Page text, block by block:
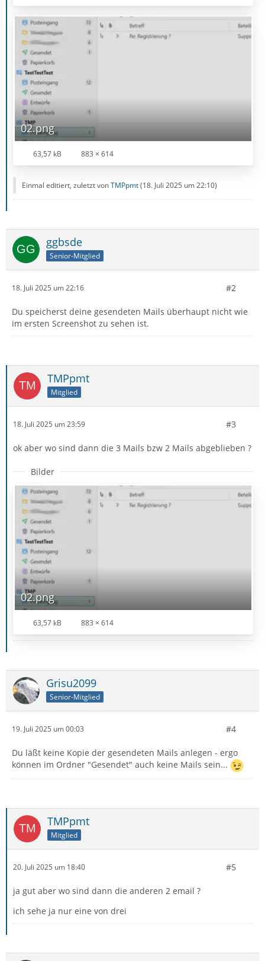
02.png
63,57 kB 883 × 614
Einmal editiert, zuletzt vonTMPpmt(18. Juli 2025 um 22:10)
ggbsde
Senior-Mitglied
18. Juli 2025 um 22:16 #2
Du speicherst deine gesendeten Mails überhaupt nicht wie
im ersten Screenshot zu sehen ist.
TMPpmt
Mitglied
18. Juli 2025 um 23:59 #3
ok aber wo sind dann die 3 Mails bzw 2 Mails abgeblieben ?
Bilder
02.png
63,57 kB 883 × 614
Grisu2099
Senior-Mitglied
19. Juli 2025 um 00:03 #4
Du läßt keine Kopie der gesendeten Mails anlegen - ergo
können im Ordner "Gesendet" auch keine Mails sein...
TMPpmt
Mitglied
20. Juli 2025 um 18:40 #5
ja gut aber wo sind dann die anderen 2 email ?
ich sehe ja nur eine von drei